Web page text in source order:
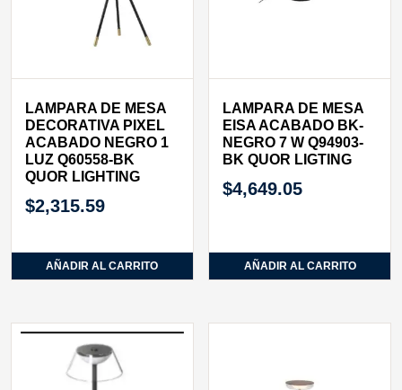
LAMPARA DE MESA
DECORATIVA PIXEL
ACABADO NEGRO 1
LUZ Q60558-BK
QUOR LIGHTING
$2,315.59
AÑADIR AL CARRITO
LAMPARA DE MESA
EISA ACABADO BK-
NEGRO 7 W Q94903-
BK QUOR LIGTING
$4,649.05
AÑADIR AL CARRITO